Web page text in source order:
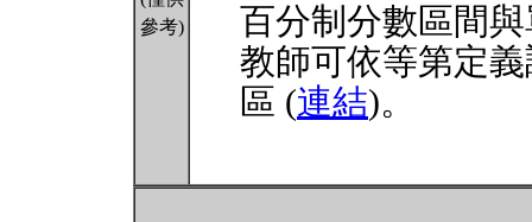
參考)
百分制分數區間
教師可依等第定
區 (連結)。